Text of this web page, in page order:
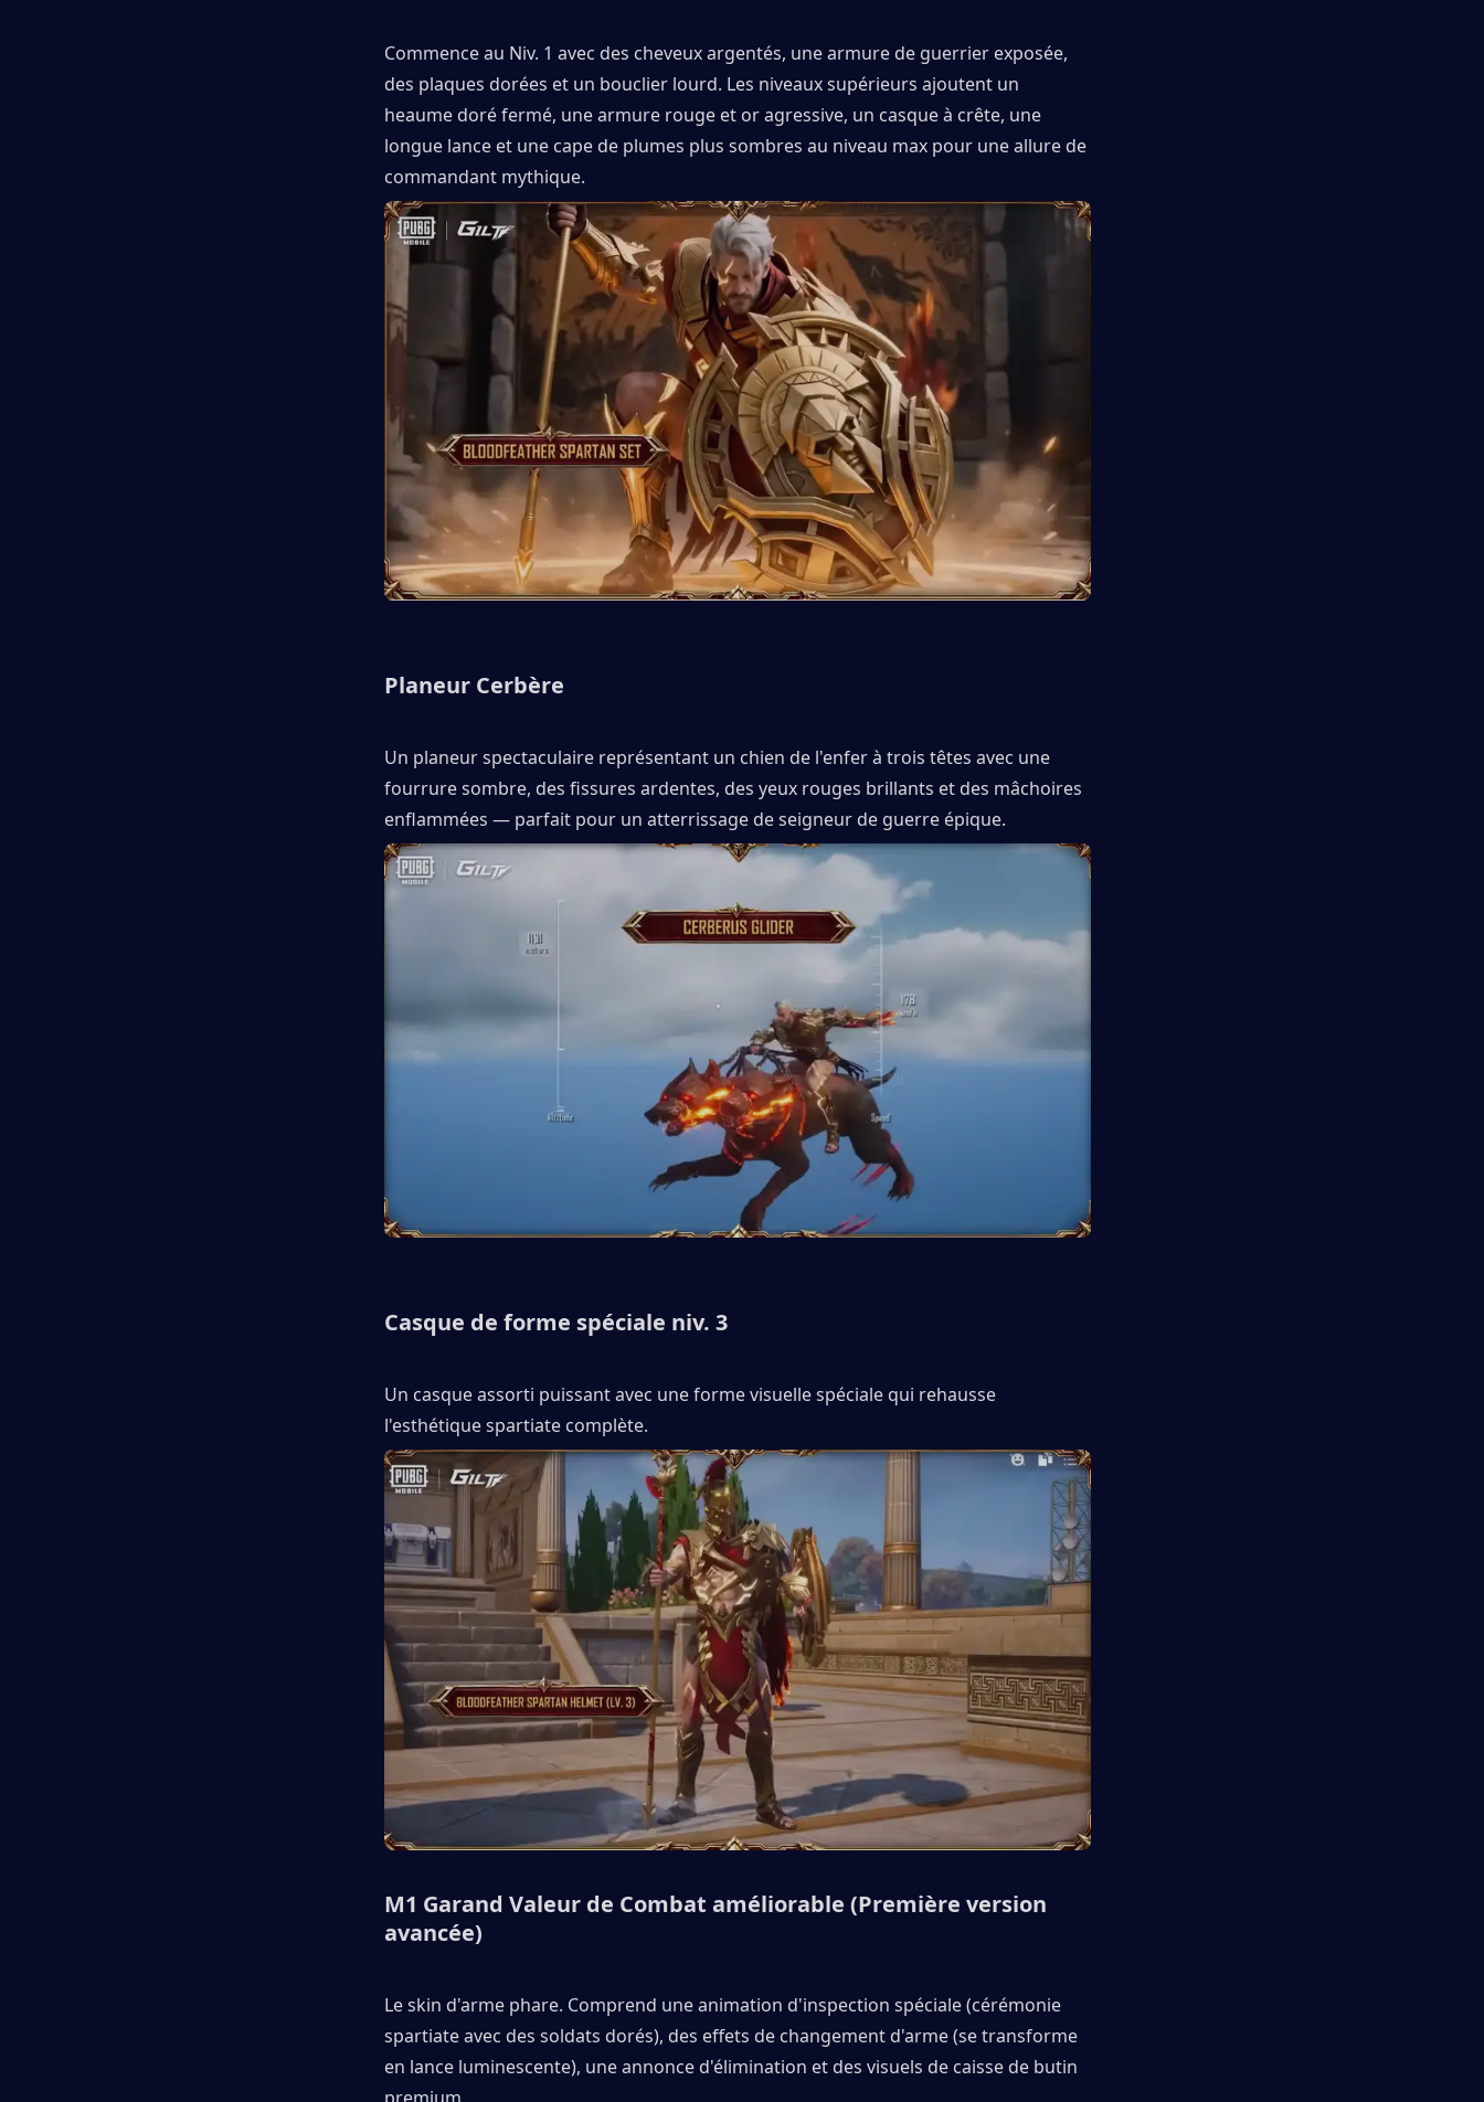
Commence au Niv. 1 avec des cheveux argentés, une armure de guerrier exposée,
des plaques dorées et un bouclier lourd. Les niveaux supérieurs ajoutent un
heaume doré fermé, une armure rouge et or agressive, un casque à crête, une
longue lance et une cape de plumes plus sombres au niveau max pour une allure de
commandant mythique.
Planeur Cerbère
Un planeur spectaculaire représentant un chien de l'enfer à trois têtes avec une
fourrure sombre, des fissures ardentes, des yeux rouges brillants et des mâchoires
enflammées — parfait pour un atterrissage de seigneur de guerre épique.
Casque de forme spéciale niv. 3
Un casque assorti puissant avec une forme visuelle spéciale qui rehausse
l'esthétique spartiate complète.
M1 Garand Valeur de Combat améliorable (Première version
avancée)
Le skin d'arme phare. Comprend une animation d'inspection spéciale (cérémonie
spartiate avec des soldats dorés), des effets de changement d'arme (se transforme
en lance luminescente), une annonce d'élimination et des visuels de caisse de butin